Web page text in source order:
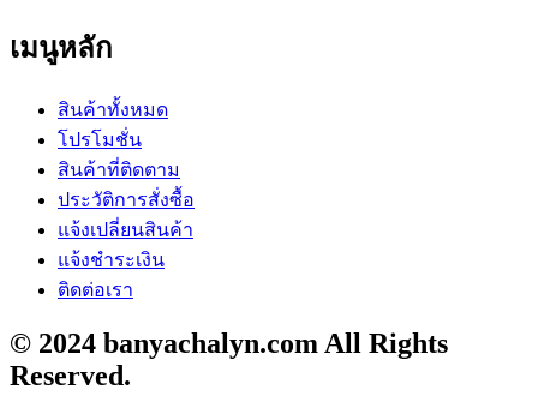
เมนูหลัก
สินค้าทั้งหมด
โปรโมชั่น
สินค้าที่ติดตาม
ประวัติการสั่งซื้อ
แจ้งเปลี่ยนสินค้า
แจ้งชำระเงิน
ติดต่อเรา
© 2024 banyachalyn.com All Rights
Reserved.